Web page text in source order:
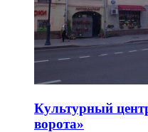
Культурный
ворота»